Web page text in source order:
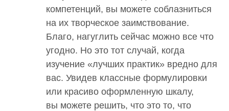
компетенций, вы можете соблазниться
на их творческое заимствование.
Благо, нагуглить сейчас можно все что
угодно. Но это тот случай, когда
изучение «лучших практик» вредно для
вас. Увидев классные формулировки
или красиво оформленную шкалу,
вы можете решить, что это то, что